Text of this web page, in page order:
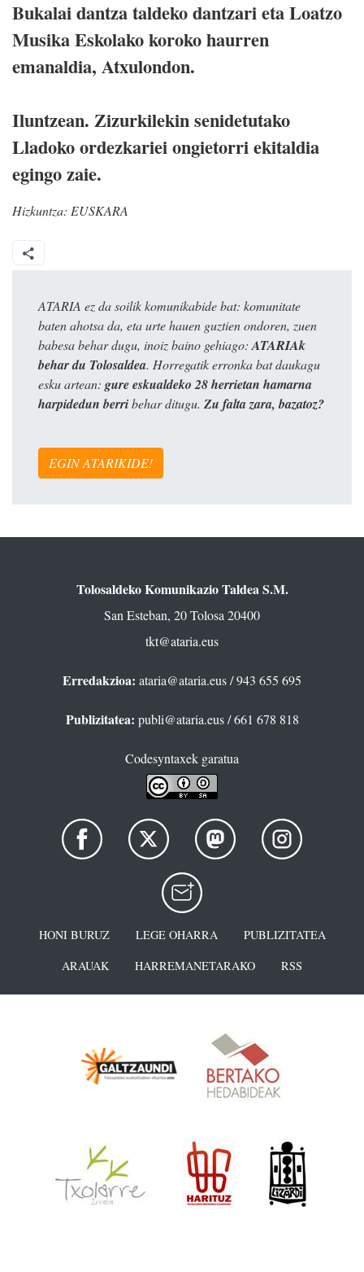
Bukalai dantza taldeko dantzari eta Loatzo
Musika Eskolako koroko haurren
emanaldia, Atxulondon.
Iluntzean. Zizurkilekin senidetutako
Lladoko ordezkariei ongietorri ekitaldia
egingo zaie.
Hizkuntza: EUSKARA
ATARIA ez da soilik komunikabide bat: komunitate
baten ahotsa da, eta urte hauen guztien ondoren, zuen
babesa behar dugu, inoiz baino gehiago:ATARIAk
behar du Tolosaldea. Horregatik erronka bat daukagu
esku artean: gure eskualdeko 28 herrietan hamarna
harpidedun berribehar ditugu. Zu falta zara, bazatoz?
EGIN ATARIKIDE!
Tolosaldeko Komunikazio Taldea S.M.
San Esteban, 20 Tolosa 20400
tkt@ataria.eus
Erredakzioa: ataria@ataria.eus/ 943 655 695
Publizitatea: publi@ataria.eus/ 661 678 818
Codesyntaxek garatua
HONI BURUZ LEGE OHARRA
PUBLIZITATEA
ARAUAK
HARREMANETARAKO RSS